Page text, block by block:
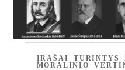
ĮRAŠAI TURINTYS
MORALINIO